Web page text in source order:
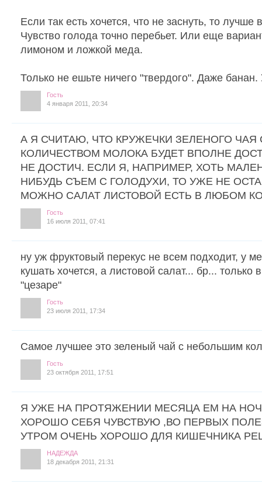
Если так есть хочется, что не заснуть, то лучше
Чувство голода точно перебьет. Или еще
лимоном и ложкой меда.
Только не ешьте ничего "твердого". Даже
Гость
4 января 2011, 20:34
А Я СЧИТАЮ, ЧТО КРУЖЕЧКИ ЗЕЛЕНОГО
КОЛИЧЕСТВОМ МОЛОКА БУДЕТ ВПОЛНЕ
НЕ ДОСТИЧ. ЕСЛИ Я, НАПРИМЕР, ХОТЬ
НИБУДЬ СЪЕМ С ГОЛОДУХИ, ТО УЖЕ НЕ
МОЖНО САЛАТ ЛИСТОВОЙ ЕСТЬ В ЛЮБОМ
Гость
16 июля 2011, 07:41
ну уж фруктовый перекус не всем подходит, у
кушать хочется, а листовой салат... бр... только
"цезаре"
Гость
23 июля 2011, 17:34
Самое лучшее это зеленый чай с небольшим
Гость
23 октября 2011, 17:51
Я УЖЕ НА ПРОТЯЖЕНИИ МЕСЯЦА ЕМ НА
ХОРОШО СЕБЯ ЧУВСТВУЮ ,ВО ПЕРВЫХ
УТРОМ ОЧЕНЬ ХОРОШО ДЛЯ КИШЕЧНИКА
НАДЕЖДА
18 декабря 2011, 21:31